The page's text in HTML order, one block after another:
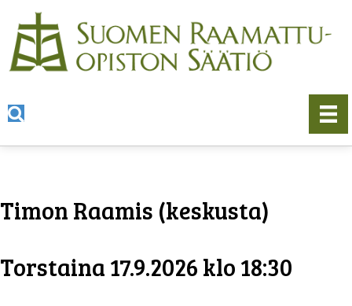
Timon Raamis (keskusta)
Torstaina 17.9.2026 klo 18:30